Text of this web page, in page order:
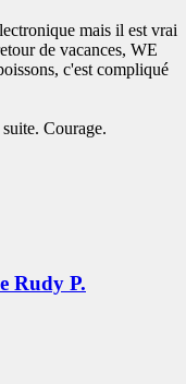
mais il est vrai
de vacances, WE
c'est compliqué
Courage.
Rudy P.